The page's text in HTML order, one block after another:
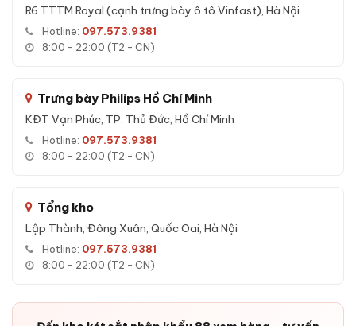
Mật mã uy hiếp — gửi SOS âm thầm khi bị ép.
Báo động kép khi sai mật mã quá 3 lần.
Khoang bí mật riêng cho tài sản giá trị cao.
Ưu điểm Két sắt nhập khẩu Bofa BJ-80LJ
R6 TTTM Royal (cạnh trưng bày ô tô Vinfast), Hà Nội
Hotline: 097.573.9381
8:00 - 22:00 (T2 - CN)
Trưng bày Philips Hồ Chí Minh
KĐT Vạn Phúc, TP. Thủ Đức, Hồ Chí Minh
Hotline: 097.573.9381
8:00 - 22:00 (T2 - CN)
Tổng kho
Lập Thành, Đông Xuân, Quốc Oai, Hà Nội
Hotline: 097.573.9381
8:00 - 22:00 (T2 - CN)